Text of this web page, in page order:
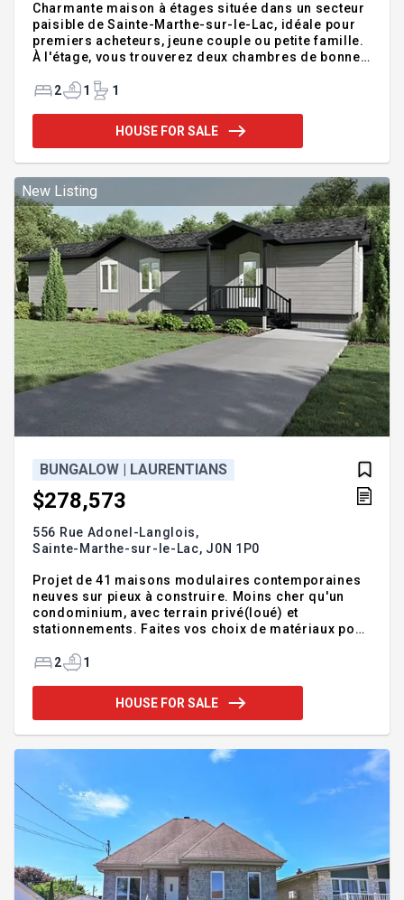
Charmante maison à étages située dans un secteur
paisible de Sainte-Marthe-sur-le-Lac, idéale pour
premiers acheteurs, jeune couple ou petite famille.
À l'étage, vous trouverez deux chambres de bonnes
rez-de-chaussée offre une cuisine conviviale, un
ainsi qu'une salle d'eau. La table de salle à manger
n'est pas installée sur les photos, mais elle peut
proximité des services essentiels. Une belle
occasion d
2 1 1
HOUSE FOR SALE
New Listing
BUNGALOW | LAURENTIANS
$278,573
556 Rue Adonel-Langlois,
Sainte-Marthe-sur-le-Lac, J0N 1P0
Projet de 41 maisons modulaires contemporaines
neuves sur pieux à construire. Moins cher qu'un
condominium, avec terrain privé(loué) et
stationnements. Faites vos choix de matériaux pour
ainsi que les comptoirs et armoires de cuisine et
l'eau, écoles, accès rapide a l'autoroute et train de
banlieu(REM). Idéal comme pied-à-terre et/ou
appliqués) pour le modèle 16 x 60. SVP prévoir 150
2 1
HOUSE FOR SALE